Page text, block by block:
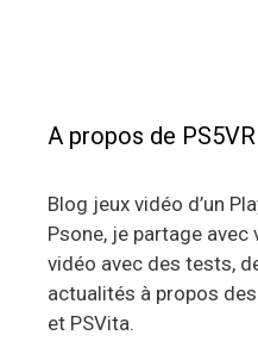
A propos de PS5VR
Blog jeux vidéo d’un
Psone, je partage
vidéo avec des tests,
actualités à propos
et PSVita.